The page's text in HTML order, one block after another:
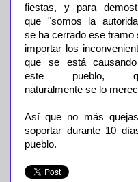
fiestas, y para
que "somos la
se ha cerrado ese tramo
importar los
que se está
este pueblo,
naturalmente se lo
Así que no más
soportar durante 10
pueblo.